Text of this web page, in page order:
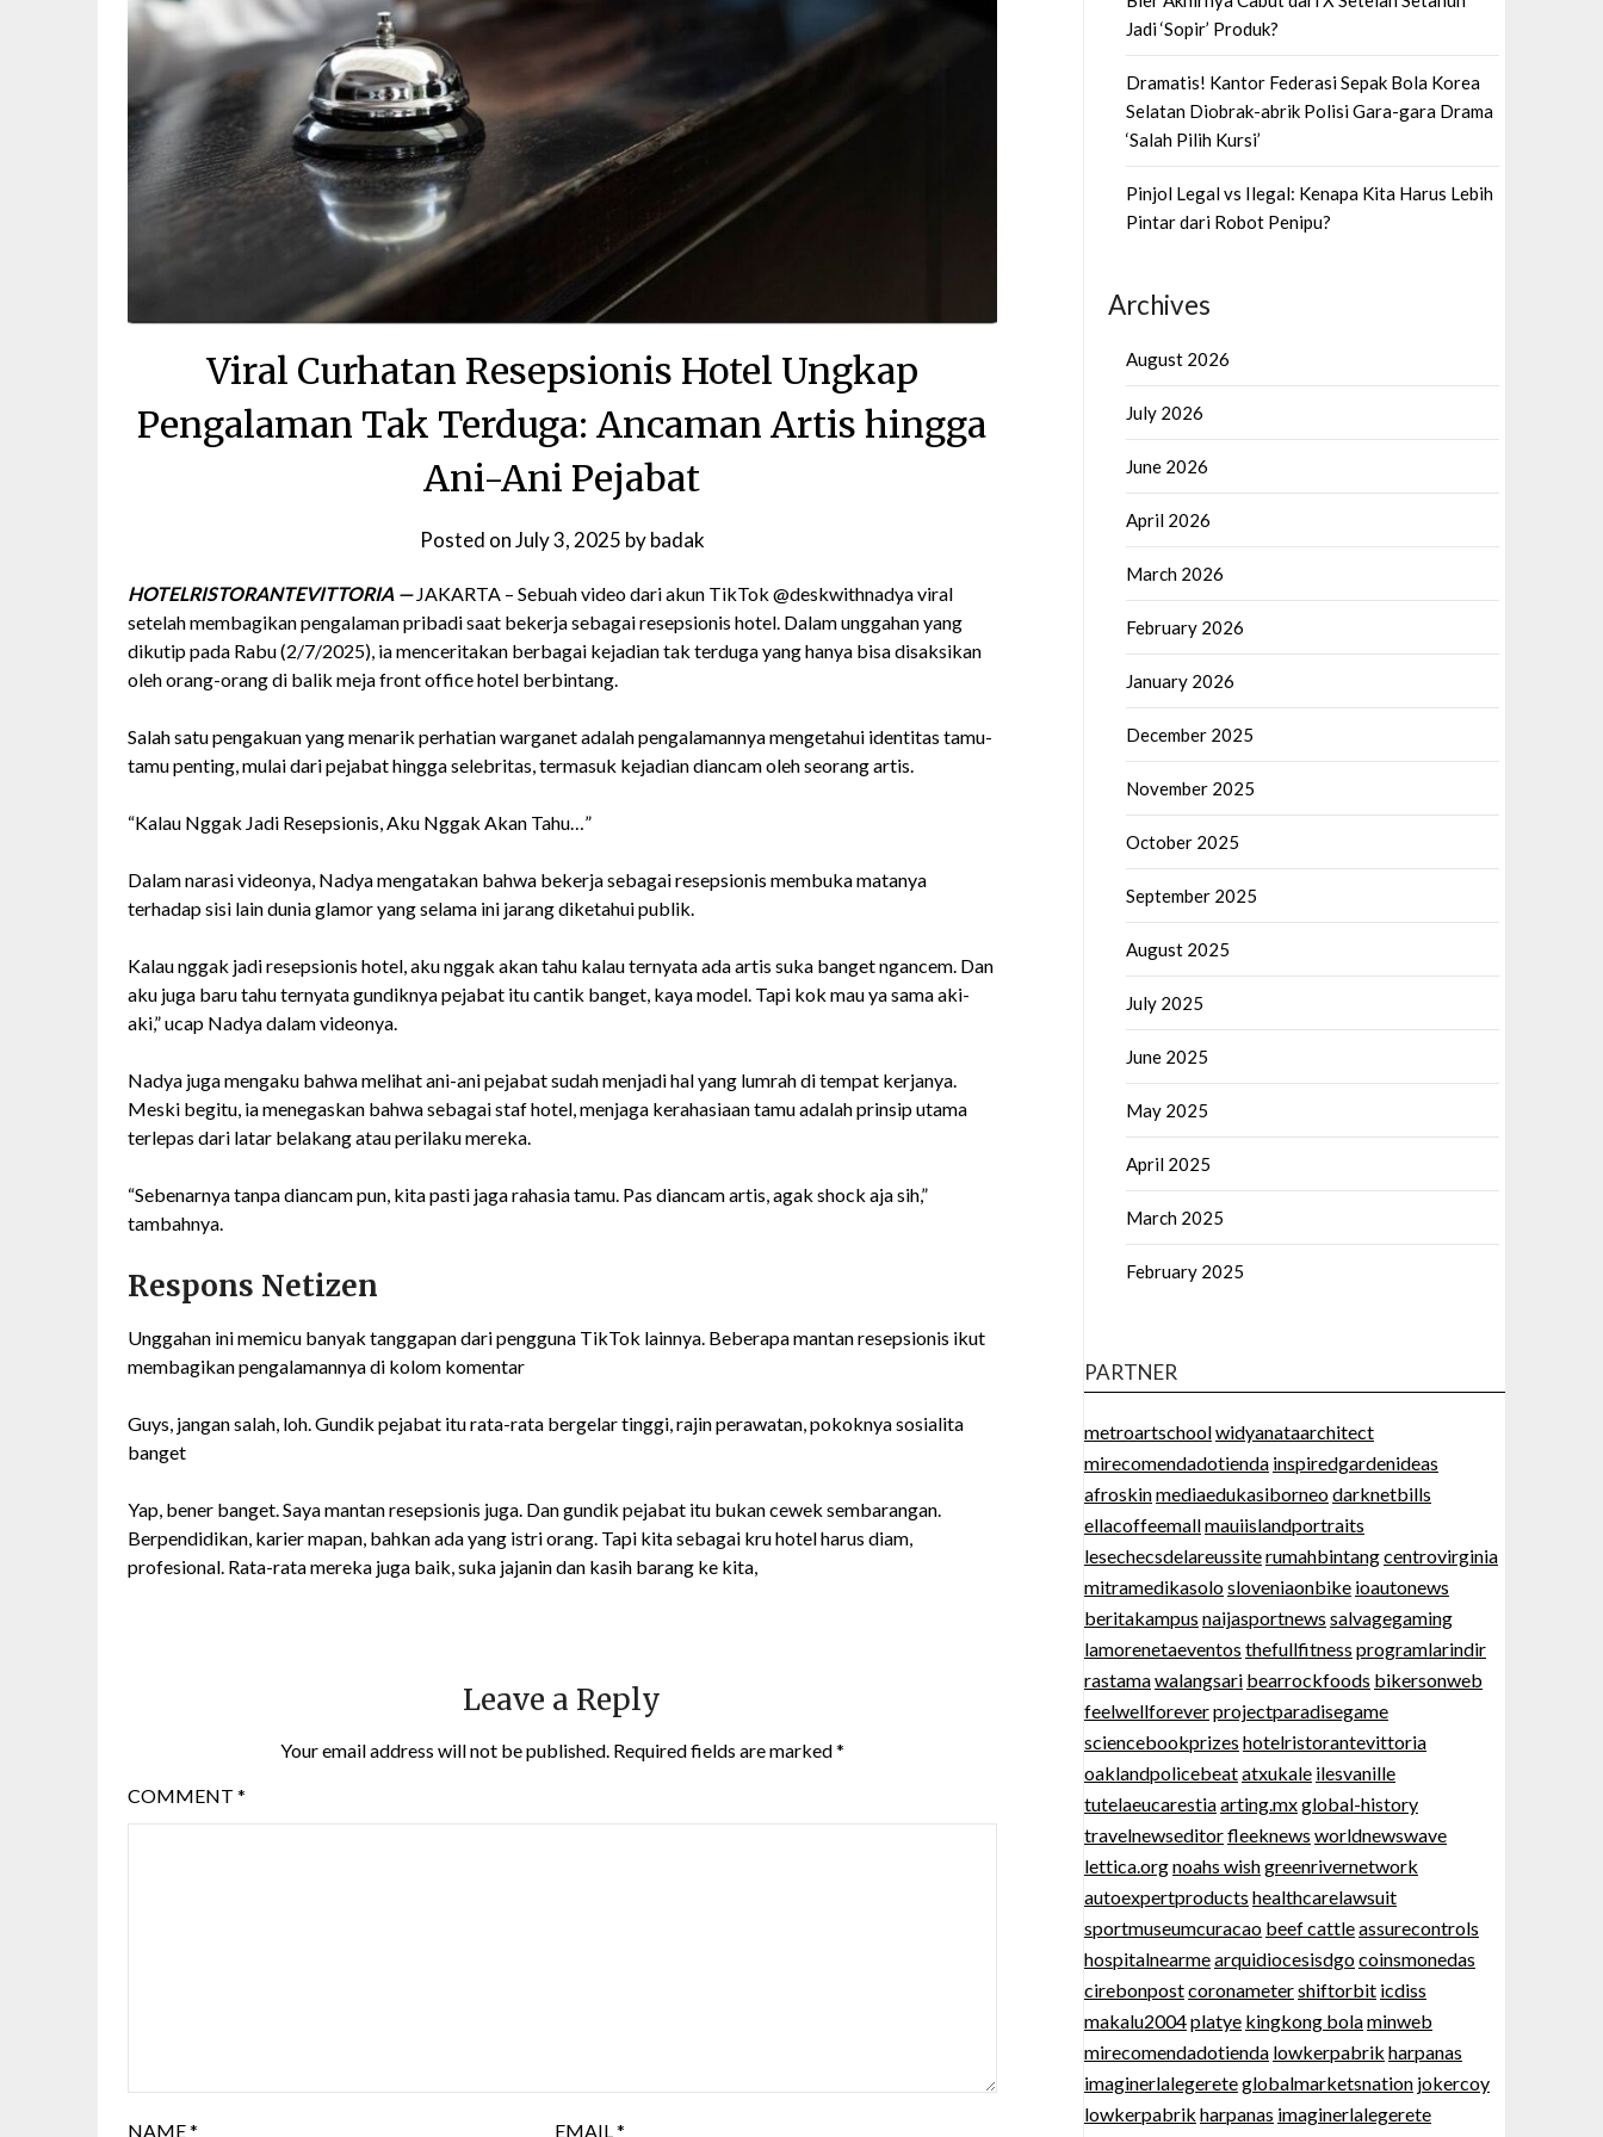
Viral Curhatan Resepsionis Hotel Ungkap
Pengalaman Tak Terduga: Ancaman Artis hingga
Ani-Ani Pejabat
Posted onJuly 3, 2025 bybadak
HOTELRISTORANTEVITTORIA —JAKARTA – Sebuah video dari akun TikTok @deskwithnadya viral
setelah membagikan pengalaman pribadi saat bekerja sebagai resepsionis hotel. Dalam unggahan yang
dikutip pada Rabu (2/7/2025), ia menceritakan berbagai kejadian tak terduga yang hanya bisa disaksikan
oleh orang-orang di balik meja front office hotel berbintang.
Salah satu pengakuan yang menarik perhatian warganet adalah pengalamannya mengetahui identitas tamu-
tamu penting, mulai dari pejabat hingga selebritas, termasuk kejadian diancam oleh seorang artis.
“Kalau Nggak Jadi Resepsionis, Aku Nggak Akan Tahu…”
Dalam narasi videonya, Nadya mengatakan bahwa bekerja sebagai resepsionis membuka matanya
terhadap sisi lain dunia glamor yang selama ini jarang diketahui publik.
Kalau nggak jadi resepsionis hotel, aku nggak akan tahu kalau ternyata ada artis suka banget ngancem. Dan
aku juga baru tahu ternyata gundiknya pejabat itu cantik banget, kaya model. Tapi kok mau ya sama aki-
aki,” ucap Nadya dalam videonya.
Nadya juga mengaku bahwa melihat ani-ani pejabat sudah menjadi hal yang lumrah di tempat kerjanya.
Meski begitu, ia menegaskan bahwa sebagai staf hotel, menjaga kerahasiaan tamu adalah prinsip utama
terlepas dari latar belakang atau perilaku mereka.
“Sebenarnya tanpa diancam pun, kita pasti jaga rahasia tamu. Pas diancam artis, agak shock aja sih,”
tambahnya.
Respons Netizen
Unggahan ini memicu banyak tanggapan dari pengguna TikTok lainnya. Beberapa mantan resepsionis ikut
membagikan pengalamannya di kolom komentar
Guys, jangan salah, loh. Gundik pejabat itu rata-rata bergelar tinggi, rajin perawatan, pokoknya sosialita
banget
Yap, bener banget. Saya mantan resepsionis juga. Dan gundik pejabat itu bukan cewek sembarangan.
Berpendidikan, karier mapan, bahkan ada yang istri orang. Tapi kita sebagai kru hotel harus diam,
profesional. Rata-rata mereka juga baik, suka jajanin dan kasih barang ke kita,
Leave a Reply
Your email address will not be published. Required fields are marked*
COMMENT *
NAME* EMAIL*
Jadi ‘Sopir’ Produk?
Dramatis! Kantor Federasi Sepak Bola Korea
Selatan Diobrak-abrik Polisi Gara-gara Drama
‘Salah Pilih Kursi’
Pinjol Legal vs Ilegal: Kenapa Kita Harus Lebih
Pintar dari Robot Penipu?
Archives
August 2026
July 2026
June 2026
April 2026
March 2026
February 2026
January 2026
December 2025
November 2025
October 2025
September 2025
August 2025
July 2025
June 2025
May 2025
April 2025
March 2025
February 2025
PARTNER
metroartschoolwidyanataarchitect
mirecomendadotienda inspiredgardenideas
afroskinmediaedukasiborneodarknetbills
ellacoffeemallmauiislandportraits
lesechecsdelareussiterumahbintangcentrovirginia
mitramedikasolosloveniaonbike ioautonews
beritakampus naijasportnews salvagegaming
lamorenetaeventos thefullfitness programlarindir
rastamawalangsari bearrockfoods bikersonweb
feelwellforeverprojectparadisegame
sciencebookprizes hotelristorantevittoria
oaklandpolicebeatatxukale ilesvanille
tutelaeucarestiaarting.mxglobal-history
travelnewseditorfleeknews worldnewswave
lettica.orgnoahs wishgreenrivernetwork
autoexpertproducts healthcarelawsuit
sportmuseumcuracao beef cattleassurecontrols
hospitalnearmearquidiocesisdgocoinsmonedas
cirebonpostcoronametershiftorbit icdiss
makalu2004platye kingkong bolaminweb
mirecomendadotienda lowkerpabrik harpanas
imaginerlalegereteglobalmarketsnation jokercoy
lowkerpabrik harpanas imaginerlalegerete